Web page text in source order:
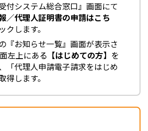
付システム総合窓口』画面にて
／代理人証明書の申請はこち
クします。
『お知らせ一覧』画面が表示さ
左上にある 【はじめての方】 を
「代理人申請電子請求をはじめ
得します。